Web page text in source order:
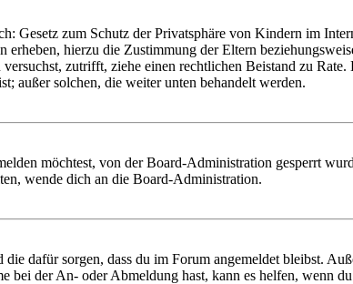
Gesetz zum Schutz der Privatsphäre von Kindern im
hierzu die Zustimmung der Eltern
zutrifft, ziehe einen rechtlichen Beistand zu
außer solchen, die weiter unten behandelt werden.
möchtest, von der Board-Administration gesperrt
wende dich an die Board-Administration.
dafür sorgen, dass du im Forum angemeldet bleibst.
der An- oder Abmeldung hast, kann es helfen, wenn